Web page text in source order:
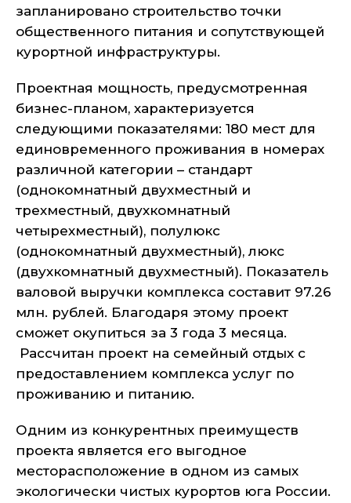
запланировано строительство точки
общественного питания и сопутствующей
курортной инфраструктуры.
Проектная мощность, предусмотренная
бизнес-планом, характеризуется
следующими показателями: 180 мест для
единовременного проживания в номерах
различной категории – стандарт
(однокомнатный двухместный и
трехместный, двухкомнатный
четырехместный), полулюкс
(однокомнатный двухместный), люкс
(двухкомнатный двухместный). Показатель
валовой выручки комплекса составит 97.26
млн. рублей. Благодаря этому проект
сможет окупиться за 3 года 3 месяца.
Рассчитан проект на семейный отдых с
предоставлением комплекса услуг по
проживанию и питанию.
Одним из конкурентных преимуществ
проекта является его выгодное
месторасположение в одном из самых
экологически чистых курортов юга России.